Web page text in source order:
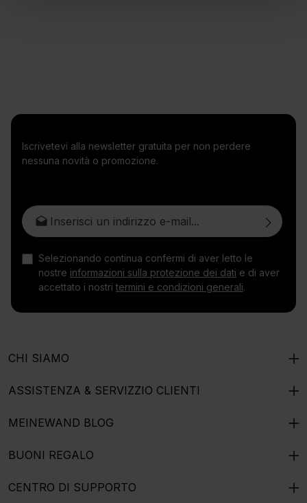
Iscrivetevi alla newsletter gratuita per non perdere
nessuna novità o promozione.
Indirizzo e-mail*
Selezionando continua confermi di aver letto le
nostre informazioni sulla protezione dei dati e di aver
accettato i nostri termini e condizioni generali.
CHI SIAMO
ASSISTENZA & SERVIZZIO CLIENTI
MEINEWAND BLOG
BUONI REGALO
CENTRO DI SUPPORTO